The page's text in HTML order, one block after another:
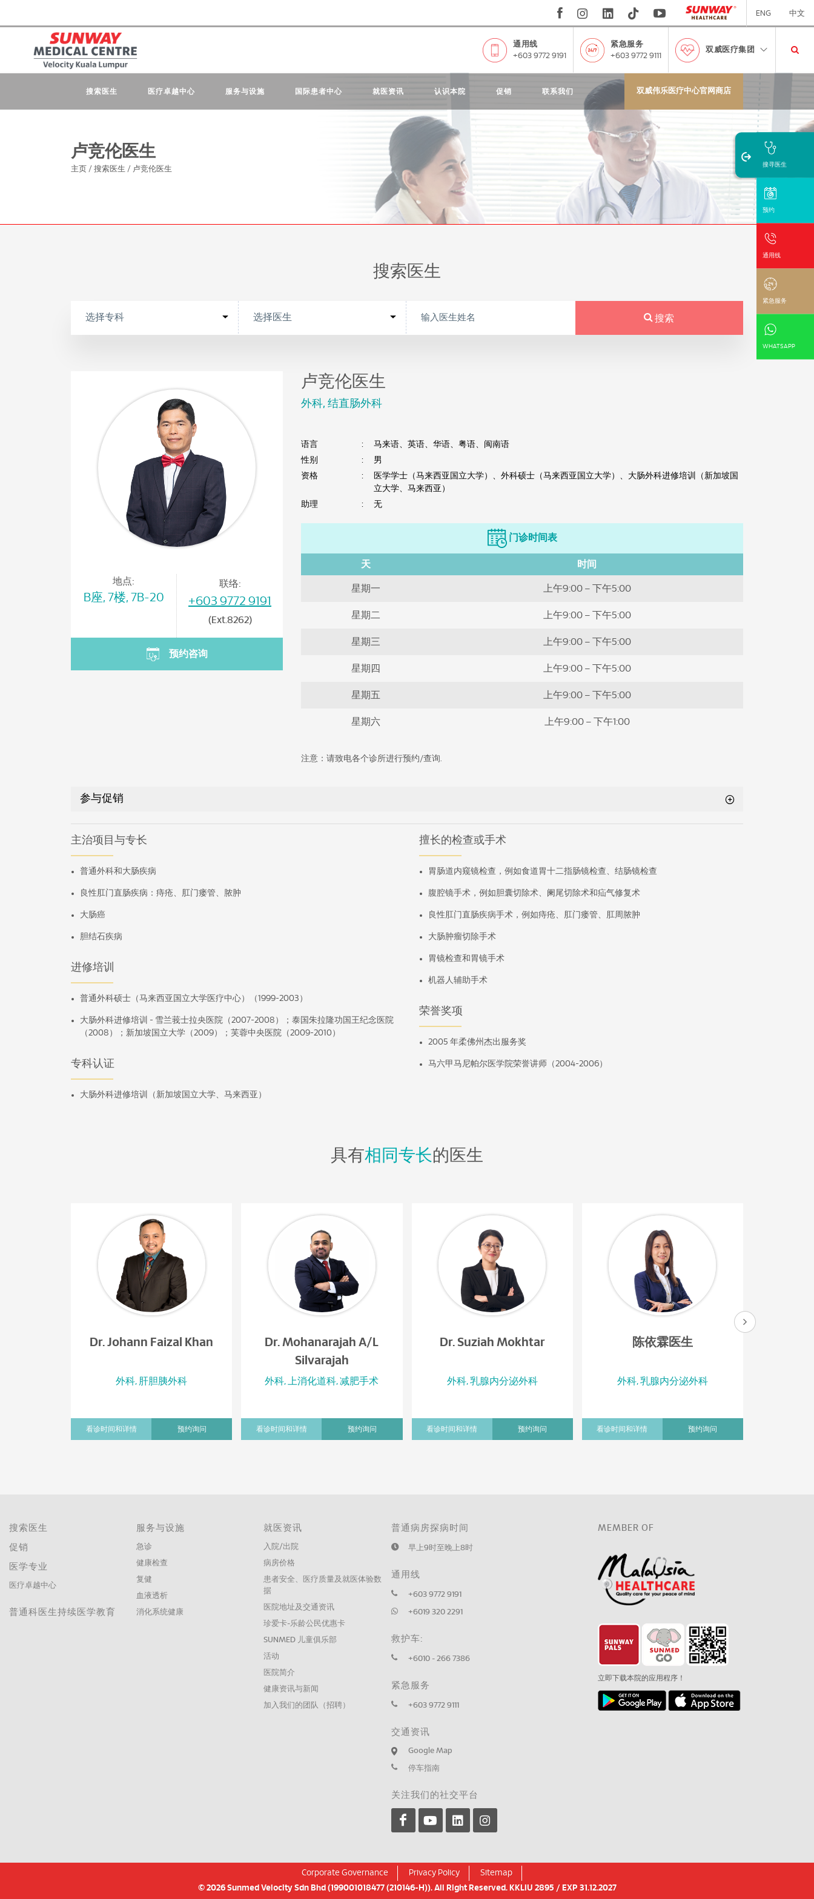
ENG 中文
通用线
+603 9772 9191
紧急服务
+603 9772 9111
双威医疗集团
搜索医生 医疗卓越中心 服务与设施 国际患者中心 就医资讯 认识本院 促销 联系我们 双威伟乐医疗中心官网商店
搜寻医生
预约
通用线
紧急服务
WHATSAPP
卢竞伦医生
主页 / 搜索医生 / 卢竞伦医生
搜索医生
搜索
地点:
B座, 7楼, 7B-20
联络:
+603 9772 9191
(Ext.8262)
预约咨询
卢竞伦医生
外科, 结直肠外科
语言 :
马来语、英语、华语、粤语、闽南语
性别
:
男
资格
:
医学学士（马来西亚国立大学）、外科硕士（马来西亚国立大学）、大肠外科进修培训（新加坡国
立大学、马来西亚）
助理
: 无
门诊时间表
天 时间
星期一 上午9:00 – 下午5:00
星期二 上午9:00 – 下午5:00
星期三 上午9:00 – 下午5:00
星期四 上午9:00 – 下午5:00
星期五 上午9:00 – 下午5:00
星期六 上午9:00 – 下午1:00
注意：请致电各个诊所进行预约/查询.
参与促销
主治项目与专长
普通外科和大肠疾病
良性肛门直肠疾病：痔疮、肛门瘘管、脓肿
大肠癌
胆结石疾病
擅长的检查或手术
胃肠道内窥镜检查，例如食道胃十二指肠镜检查、结肠镜检查
腹腔镜手术，例如胆囊切除术、阑尾切除术和疝气修复术
良性肛门直肠疾病手术，例如痔疮、肛门瘘管、肛周脓肿
大肠肿瘤切除手术
胃镜检查和胃镜手术
机器人辅助手术
进修培训
普通外科硕士（马来西亚国立大学医疗中心）（1999-2003）
大肠外科进修培训 - 雪兰莪士拉央医院（2007-2008）；泰国朱拉隆功国王纪念医院
（2008）；新加坡国立大学（2009）；芙蓉中央医院（2009-2010）
荣誉奖项
2005 年柔佛州杰出服务奖
马六甲马尼帕尔医学院荣誉讲师（2004-2006）
专科认证
大肠外科进修培训（新加坡国立大学、马来西亚）
具有相同专长的医生
Dr. Johann Faizal Khan
外科, 肝胆胰外科
看诊时间和详情 预约询问
Dr. Mohanarajah A/L
Silvarajah
外科, 上消化道科, 减肥手术
看诊时间和详情 预约询问
Dr. Suziah Mokhtar
外科, 乳腺内分泌外科
看诊时间和详情 预约询问
陈依霖医生
外科, 乳腺内分泌外科
看诊时间和详情 预约询问
搜索医生
促销
医学专业
医疗卓越中心
普通科医生持续医学教育
服务与设施
急诊
健康检查
复健
血液透析
消化系统健康
就医资讯
入院/出院
病房价格
患者安全、医疗质量及就医体验数
据
医院地址及交通资讯
珍爱卡-乐龄公民优惠卡
SUNMED 儿童俱乐部
活动
医院简介
健康资讯与新闻
加入我们的团队（招聘）
普通病房探病时间
早上9时至晚上8时
通用线
+603 9772 9191
+6019 320 2291
救护车:
+6010 - 266 7386
紧急服务
+603 9772 9111
交通资讯
Google Map
停车指南
关注我们的社交平台
MEMBER OF
立即下载本院的应用程序！
Corporate Governance Privacy Policy
Sitemap
© 2026 Sunmed Velocity Sdn Bhd (199001018477 (210146-H)). All Right Reserved. KKLIU 2895 / EXP 31.12.2027